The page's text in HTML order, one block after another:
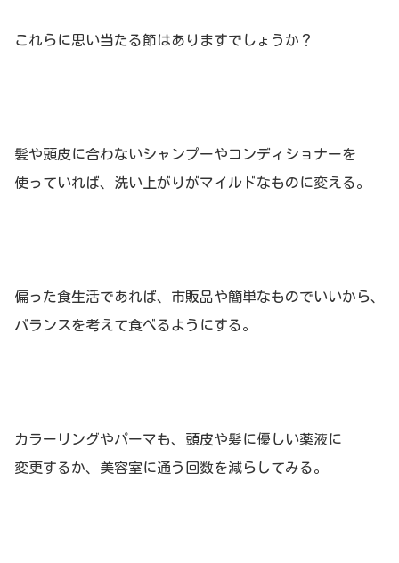
これらに思い当たる節はありますでしょうか？
髪や頭皮に合わないシャンプーやコンディショナーを
使っていれば、洗い上がりがマイルドなものに変える。
偏った食生活であれば、市販品や簡単なものでいいから、
バランスを考えて食べるようにする。
カラーリングやパーマも、頭皮や髪に優しい薬液に
変更するか、美容室に通う回数を減らしてみる。